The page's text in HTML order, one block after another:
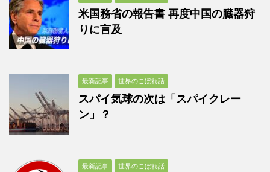
米国務省の報告書 再度中国の臓器狩
りに言及
最新記事 世界のこぼれ話
スパイ気球の次は「スパイクレー
ン」？
最新記事 世界のこぼれ話